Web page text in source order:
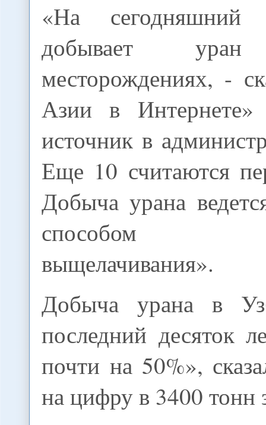
«На
добывает
месторождениях, -
Азии в
источник в
Еще 10 считаются
Добыча урана
способом
выщелачивания».
Добыча урана в
последний десяток
почти на 50%»,
на цифру в 3400 тонн